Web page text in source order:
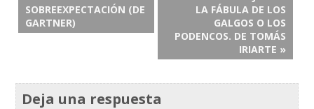
SOBREEXPECTACIÓN (DE
GARTNER)
LA FÁBULA DE LOS
GALGOS O LOS
PODENCOS. DE TOMÁS
IRIARTE »
Deja una respuesta